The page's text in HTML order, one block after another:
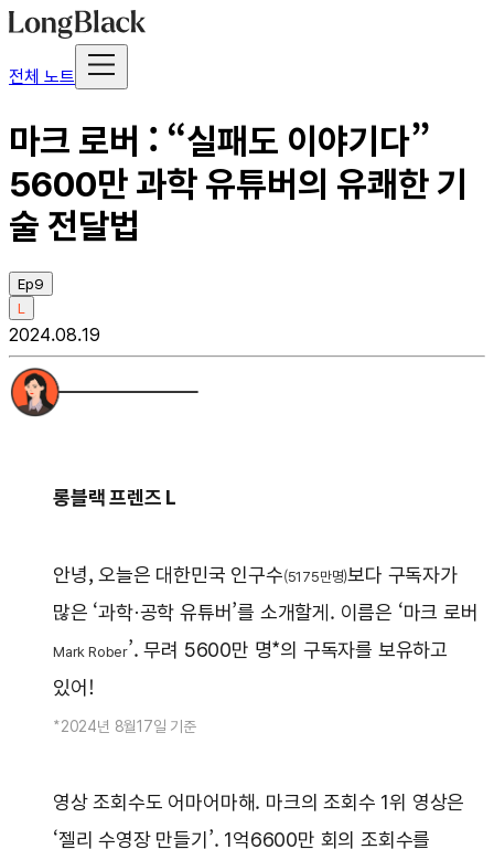
전체 노트
마크 로버 : “실패도 이야기다”
5600만 과학 유튜버의 유쾌한 기
술 전달법
Ep9
L
2024.08.19
롱블랙 프렌즈 L
안녕, 오늘은 대한민국 인구수(5175만명)보다 구독자가
많은 ‘과학·공학 유튜버’를 소개할게. 이름은 ‘마크 로버
Mark Rober’. 무려 5600만 명*의 구독자를 보유하고
있어!
*2024년 8월17일 기준
영상 조회수도 어마어마해. 마크의 조회수 1위 영상은
‘젤리 수영장 만들기’. 1억6600만 회의 조회수를